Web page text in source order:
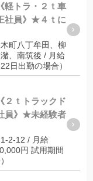
軽トラ・２ｔ車
社員》★４ｔに
町八丁牟田、柳
、南筑後 / 月給
日出勤の場合）
２ｔトラックド
員》★未経験者
2-12 / 月給
円 試用期間